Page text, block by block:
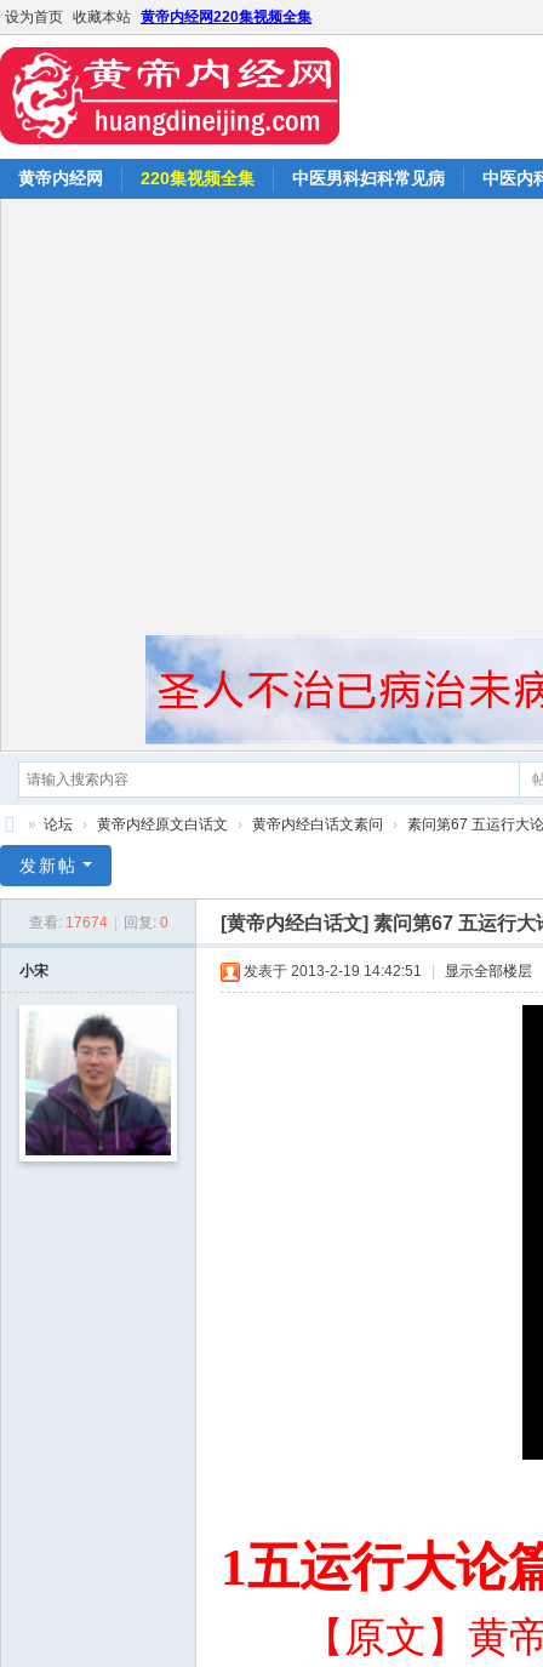
设为首页 收藏本站 黄帝内经网220集视频全集
黄帝内经网 220集视频全集 中医男科妇科常见病 中医内
帝
» 论坛 › 黄帝内经原文白话文 › 黄帝内经白话文素问 › 素问第67 五运行大
发新帖
查看: 17674 回复: 0 [黄帝内经白话文] 素问第67 五运行大
小宋 发表于 2013-2-19 14:42:51 显示全部楼层
1五运行大论
【原文】黄